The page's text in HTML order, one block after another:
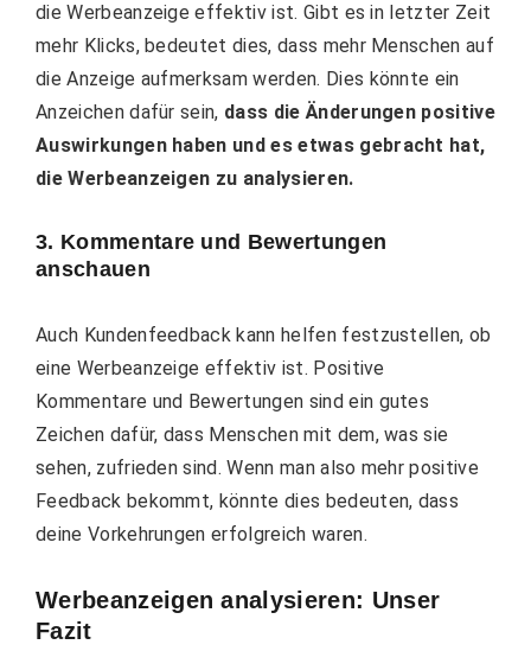
die Werbeanzeige effektiv ist. Gibt es in letzter Zeit
mehr Klicks, bedeutet dies, dass mehr Menschen auf
die Anzeige aufmerksam werden. Dies könnte ein
Anzeichen dafür sein, dass die Änderungen positive
Auswirkungen haben und es etwas gebracht hat,
die Werbeanzeigen zu analysieren.
3. Kommentare und Bewertungen
anschauen
Auch Kundenfeedback kann helfen festzustellen, ob
eine Werbeanzeige effektiv ist. Positive
Kommentare und Bewertungen sind ein gutes
Zeichen dafür, dass Menschen mit dem, was sie
sehen, zufrieden sind. Wenn man also mehr positive
Feedback bekommt, könnte dies bedeuten, dass
deine Vorkehrungen erfolgreich waren.
Werbeanzeigen analysieren: Unser
Fazit